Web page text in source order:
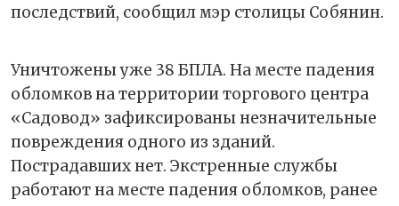
последствий, сообщил мэр столицы Собянин.
Уничтожены уже 38 БПЛА. На месте падения
обломков на территории торгового центра
«Садовод» зафиксированы незначительные
повреждения одного из зданий.
Пострадавших нет. Экстренные службы
работают на месте падения обломков, ранее